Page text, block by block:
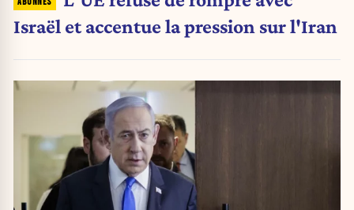
Israël et accentue la pression sur l'Iran